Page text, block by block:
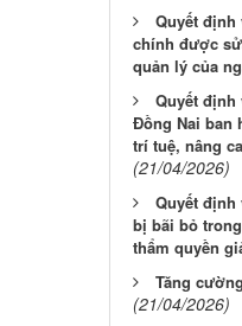
Quyết
chính được
quản lý của
Quyết định
Đồng Nai ban
trí tuệ, nâng
(21/04/2026)
Quyết
bị bãi bỏ
thẩm quyền
Tăng
(21/04/2026)